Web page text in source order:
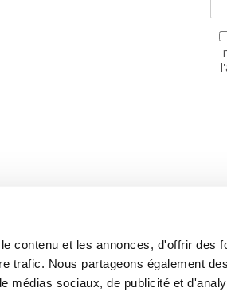
contenu et les annonces, d'offrir des
trafic. Nous partageons également
médias sociaux, de publicité et